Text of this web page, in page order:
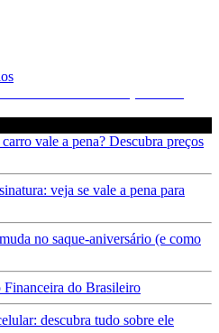
vale a pena? Descubra preços
veja se vale a pena para
no saque-aniversário (e como
Financeira do Brasileiro
descubra tudo sobre ele